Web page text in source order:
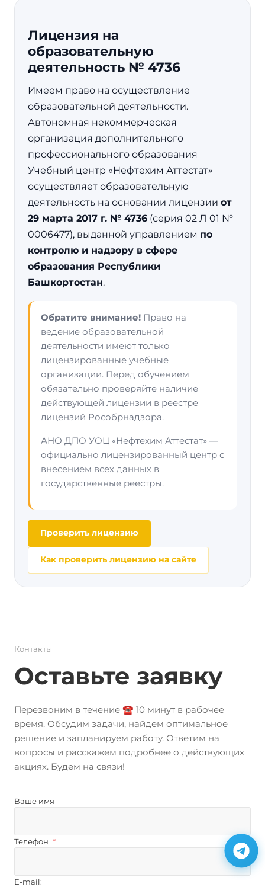
Лицензия на
образовательную
деятельность № 4736
Имеем право на осуществление
образовательной деятельности.
Автономная некоммерческая
организация дополнительного
профессионального образования
Учебный центр «Нефтехим Аттестат»
осуществляет образовательную
деятельность на основании лицензии от
29 марта 2017 г. № 4736 (серия 02 Л 01 №
0006477), выданной управлением по
контролю и надзору в сфере
образования Республики
Башкортостан.
Обратите внимание! Право на
ведение образовательной
деятельности имеют только
лицензированные учебные
организации. Перед обучением
обязательно проверяйте наличие
действующей лицензии в реестре
лицензий Рособрнадзора.
АНО ДПО УОЦ «Нефтехим Аттестат» —
официально лицензированный центр с
внесением всех данных в
государственные реестры.
Проверить лицензию
Как проверить лицензию на сайте
Контакты
Оставьте заявку
Перезвоним в течение ☎️ 10 минут в рабочее
время. Обсудим задачи, найдем оптимальное
решение и запланируем работу. Ответим на
вопросы и расскажем подробнее о действующих
акциях. Будем на связи!
Ваше имя
Телефон *
E-mail: